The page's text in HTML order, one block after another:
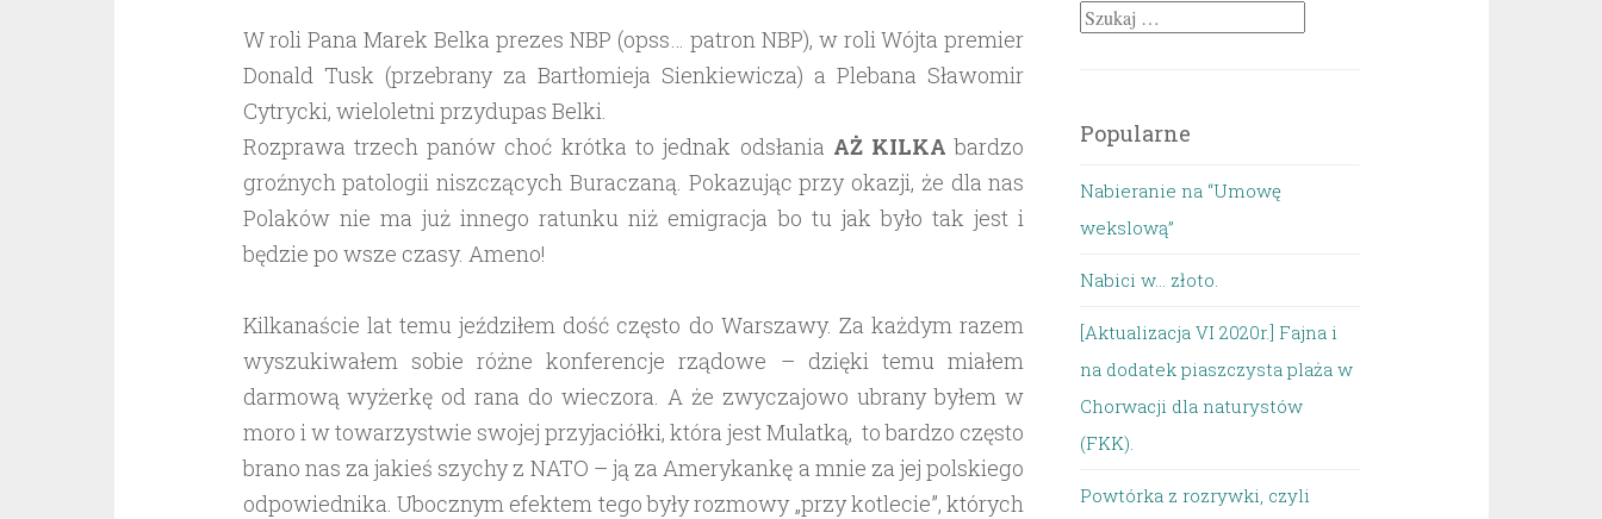
W roli Pana Marek Belka prezes NBP (opss… patron NBP), w roli Wójta premier
Donald Tusk (przebrany za Bartłomieja Sienkiewicza) a Plebana Sławomir
Cytrycki, wieloletni przydupas Belki.
Rozprawa trzech panów choć krótka to jednak odsłania AŻ KILKA bardzo
groźnych patologii niszczących Buraczaną. Pokazując przy okazji, że dla nas
Polaków nie ma już innego ratunku niż emigracja bo tu jak było tak jest i
będzie po wsze czasy. Ameno!
Kilkanaście lat temu jeździłem dość często do Warszawy. Za każdym razem
wyszukiwałem sobie różne konferencje rządowe – dzięki temu miałem
darmową wyżerkę od rana do wieczora. A że zwyczajowo ubrany byłem w
moro i w towarzystwie swojej przyjaciółki, która jest Mulatką, to bardzo często
brano nas za jakieś szychy z NATO – ją za Amerykankę a mnie za jej polskiego
odpowiednika. Ubocznym efektem tego były rozmowy „przy kotlecie”, których
Szukaj:
Popularne
Nabieranie na “Umowę
wekslową”
Nabici w... złoto.
[Aktualizacja VI 2020r.] Fajna i
na dodatek piaszczysta plaża w
Chorwacji dla naturystów
(FKK).
Powtórka z rozrywki, czyli